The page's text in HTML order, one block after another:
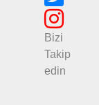
Bizi
Takip
edin